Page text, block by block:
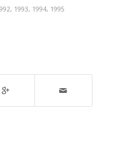
, 1993, 1994, 1995